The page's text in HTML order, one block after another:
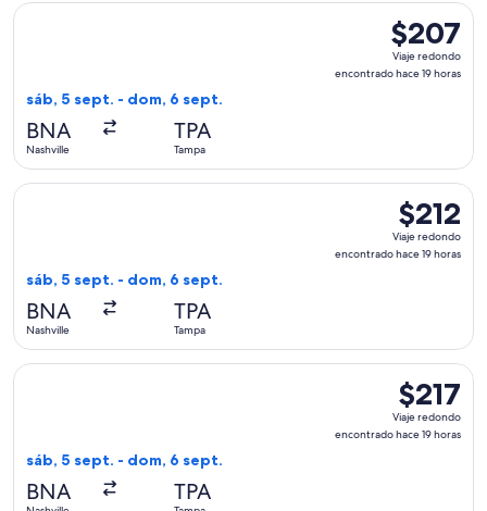
$207
Viaje
redondo,
$207
Viaje redondo
encontrado hace 19 horas
sáb, 5 sept. - dom, 6 sept.
BNA
Nashville
TPA
Tampa
Seleccionar vuelo de Southwest Airlines, con salida el sáb,
$212
Viaje
redondo,
$212
Viaje redondo
encontrado hace 19 horas
sáb, 5 sept. - dom, 6 sept.
BNA
Nashville
TPA
Tampa
Seleccionar vuelo de United, con salida el sáb, 5 sept.
$217
Viaje
redondo,
$217
Viaje redondo
encontrado hace 19 horas
sáb, 5 sept. - dom, 6 sept.
BNA TPA
Seleccionar vuelo de Delta, con salida el sáb, 5 sept.